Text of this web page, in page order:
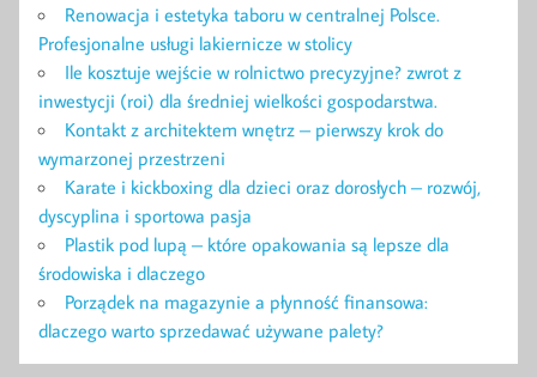
Renowacja i estetyka taboru w centralnej Polsce.
Profesjonalne usługi lakiernicze w stolicy
Ile kosztuje wejście w rolnictwo precyzyjne? zwrot z
inwestycji (roi) dla średniej wielkości gospodarstwa.
Kontakt z architektem wnętrz – pierwszy krok do
wymarzonej przestrzeni
Karate i kickboxing dla dzieci oraz dorosłych – rozwój,
dyscyplina i sportowa pasja
Plastik pod lupą – które opakowania są lepsze dla
środowiska i dlaczego
Porządek na magazynie a płynność finansowa:
dlaczego warto sprzedawać używane palety?